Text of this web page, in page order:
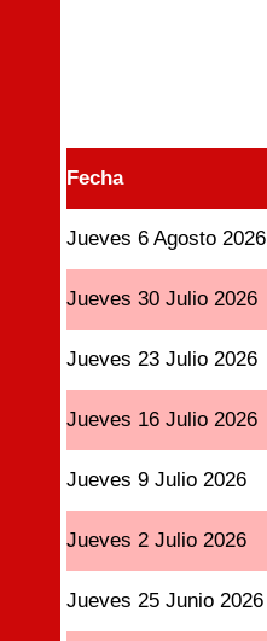
Fecha
Jueves 6 Agosto 2026
Jueves 30 Julio 2026
Jueves 23 Julio 2026
Jueves 16 Julio 2026
Jueves 9 Julio 2026
Jueves 2 Julio 2026
Jueves 25 Junio 2026